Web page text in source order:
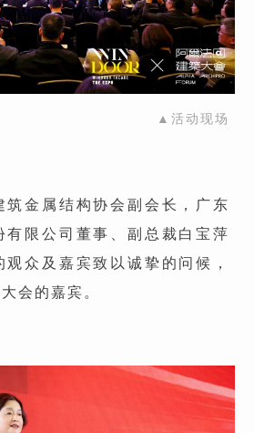
▲活动现场
筑金属结构协会副会长，广东
有限公司董事、副总裁白宝萍
众及嘉宾致以诚挚的问候，
会的嘉宾。